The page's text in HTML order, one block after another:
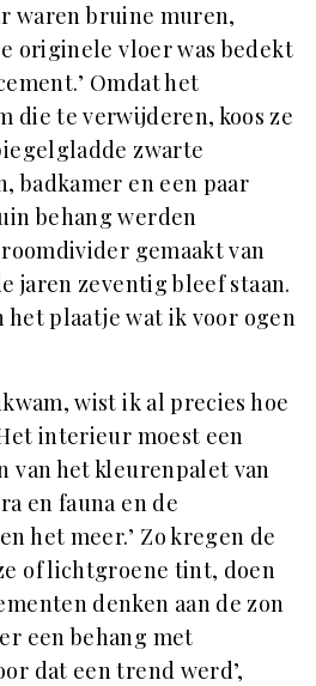
waren bruine muren,
originele vloer was bedekt
Omdat het
die te verwijderen, koos ze
zwarte
badkamer en een paar
behang werden
gemaakt van
jaren zeventig bleef staan.
het plaatje wat ik voor ogen
wist ik al precies hoe
interieur moest een
van het kleurenpalet van
en fauna en de
het meer.’ Zo kregen de
of lichtgroene tint, doen
denken aan de zon
een behang met
dat een trend werd’,